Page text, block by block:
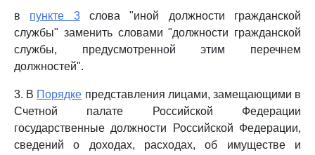
в пункте 3слова "иной должности гражданской
службы" заменить словами "должности гражданской
службы, предусмотренной этим перечнем
должностей".
3. В Порядке представления лицами, замещающими в
Счетной палате Российской Федерации
государственные должности Российской Федерации,
сведений о доходах, расходах, об имуществе и